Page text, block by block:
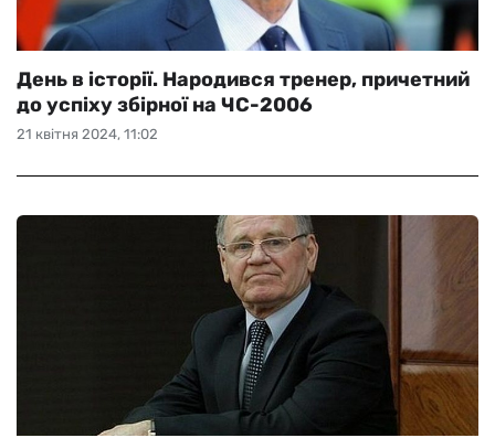
21 квітня 2024, 11:02
День в історії. Народився тренер, причетний
до успіху збірної на ЧС-2006